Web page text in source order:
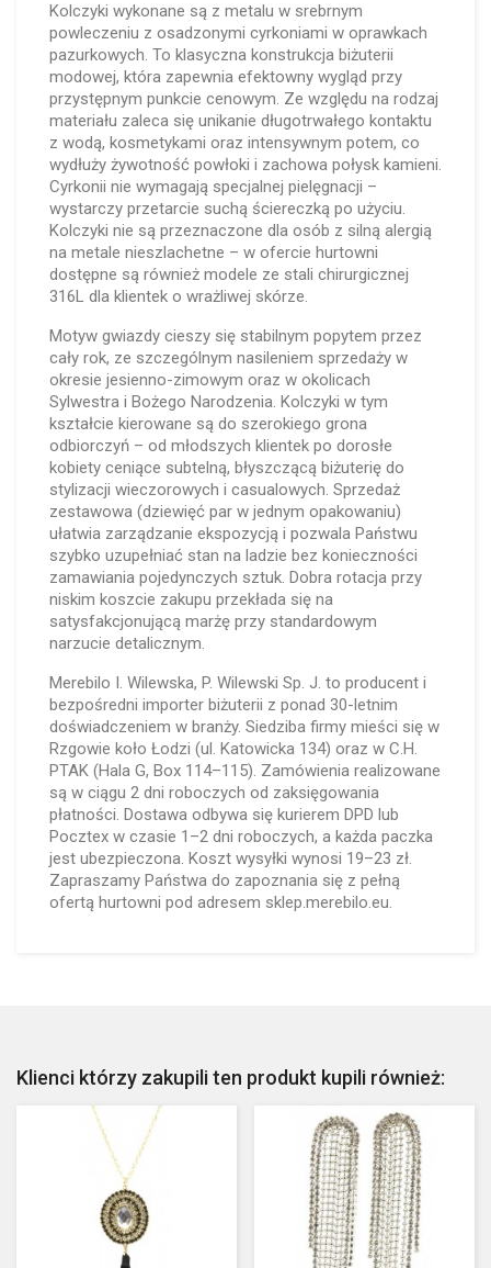
Kolczyki wykonane są z metalu w srebrnym
powleczeniu z osadzonymi cyrkoniami w oprawkach
pazurkowych. To klasyczna konstrukcja biżuterii
modowej, która zapewnia efektowny wygląd przy
przystępnym punkcie cenowym. Ze względu na rodzaj
materiału zaleca się unikanie długotrwałego kontaktu
z wodą, kosmetykami oraz intensywnym potem, co
wydłuży żywotność powłoki i zachowa połysk kamieni.
Cyrkonii nie wymagają specjalnej pielęgnacji –
wystarczy przetarcie suchą ściereczką po użyciu.
Kolczyki nie są przeznaczone dla osób z silną alergią
na metale nieszlachetne – w ofercie hurtowni
dostępne są również modele ze stali chirurgicznej
316L dla klientek o wrażliwej skórze.
Motyw gwiazdy cieszy się stabilnym popytem przez
cały rok, ze szczególnym nasileniem sprzedaży w
okresie jesienno-zimowym oraz w okolicach
Sylwestra i Bożego Narodzenia. Kolczyki w tym
kształcie kierowane są do szerokiego grona
odbiorczyń – od młodszych klientek po dorosłe
kobiety ceniące subtelną, błyszczącą biżuterię do
stylizacji wieczorowych i casualowych. Sprzedaż
zestawowa (dziewięć par w jednym opakowaniu)
ułatwia zarządzanie ekspozycją i pozwala Państwu
szybko uzupełniać stan na ladzie bez konieczności
zamawiania pojedynczych sztuk. Dobra rotacja przy
niskim koszcie zakupu przekłada się na
satysfakcjonującą marżę przy standardowym
narzucie detalicznym.
Merebilo I. Wilewska, P. Wilewski Sp. J. to producent i
bezpośredni importer biżuterii z ponad 30-letnim
doświadczeniem w branży. Siedziba firmy mieści się w
Rzgowie koło Łodzi (ul. Katowicka 134) oraz w C.H.
PTAK (Hala G, Box 114–115). Zamówienia realizowane
są w ciągu 2 dni roboczych od zaksięgowania
płatności. Dostawa odbywa się kurierem DPD lub
Pocztex w czasie 1–2 dni roboczych, a każda paczka
jest ubezpieczona. Koszt wysyłki wynosi 19–23 zł.
Zapraszamy Państwa do zapoznania się z pełną
ofertą hurtowni pod adresem sklep.merebilo.eu.
Klienci którzy zakupili ten produkt kupili również: